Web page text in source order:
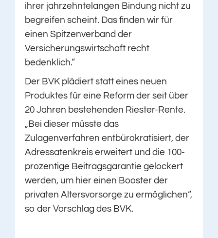
ihrer jahrzehntelangen Bindung nicht zu
begreifen scheint. Das finden wir für
einen Spitzenverband der
Versicherungswirtschaft recht
bedenklich.“
Der BVK plädiert statt eines neuen
Produktes für eine Reform der seit über
20 Jahren bestehenden Riester-Rente.
„Bei dieser müsste das
Zulagenverfahren entbürokratisiert, der
Adressatenkreis erweitert und die 100-
prozentige Beitragsgarantie gelockert
werden, um hier einen Booster der
privaten Altersvorsorge zu ermöglichen“,
so der Vorschlag des BVK.